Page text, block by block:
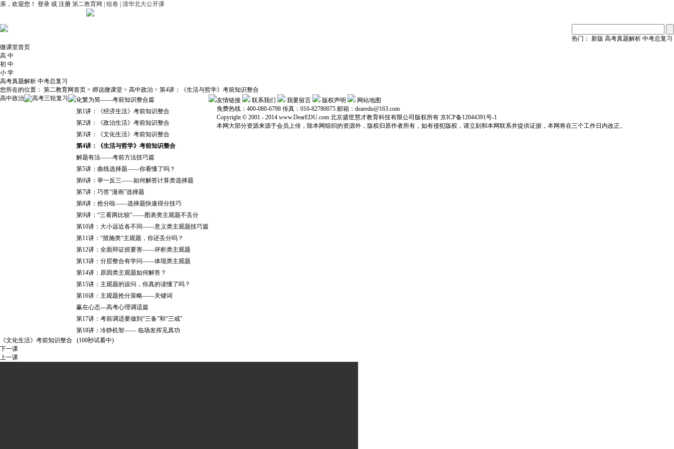
亲，欢迎您！ 登录 或 注册 第二教育网 | 组卷 | 清华北大公开课
热门： 新版 高考真题解析 中考总复习
微课堂首页
高 中
初 中
小 学
高考真题解析 中考总复习
您所在的位置： 第二教育网首页 > 师说微课堂 > 高中政治 > 第4讲：《生活与哲学》考前知识整合
高中政治
高考三轮复习
化繁为简——考前知识整合篇
第1讲：《经济生活》考前知识整合
第2讲：《政治生活》考前知识整合
第3讲：《文化生活》考前知识整合
第4讲：《生活与哲学》考前知识整合
解题有法——考前方法技巧篇
第5讲：曲线选择题——你看懂了吗？
第6讲：举一反三——如何解答计算类选择题
第7讲：巧答“漫画”选择题
第8讲：抢分啦——选择题快速得分技巧
第9讲：“三看两比较”——图表类主观题不丢分
第10讲：大小远近各不同——意义类主观题技巧篇
第11讲：“措施类“主观题，你还丢分吗？
第12讲：全面辩证抓要害——评析类主观题
第13讲：分层整合有学问——体现类主观题
第14讲：原因类主观题如何解答？
第15讲：主观题的设问，你真的读懂了吗？
第16讲：主观题抢分策略——关键词
赢在心态---高考心理调适篇
第17讲：考前调适要做到“三备”和“三戒”
第18讲：冷静机智—— 临场发挥见真功
《文化生活》考前知识整合 (100秒试看中)
下一课
上一课
友情链接 联系我们 我要留言 版权声明
网站地图
免费热线：400-080-6798 传真：010-82780075 邮箱：dearedu@163.com
Copyright © 2001 - 2014 www.DearEDU.com 北京盛世慧才教育科技有限公司版权所有 京ICP备12044391号-1
本网大部分资源来源于会员上传，除本网组织的资源外，版权归原作者所有，如有侵犯版权，请立刻和本网联系并提供证据，本网将在三个工作日内改正。